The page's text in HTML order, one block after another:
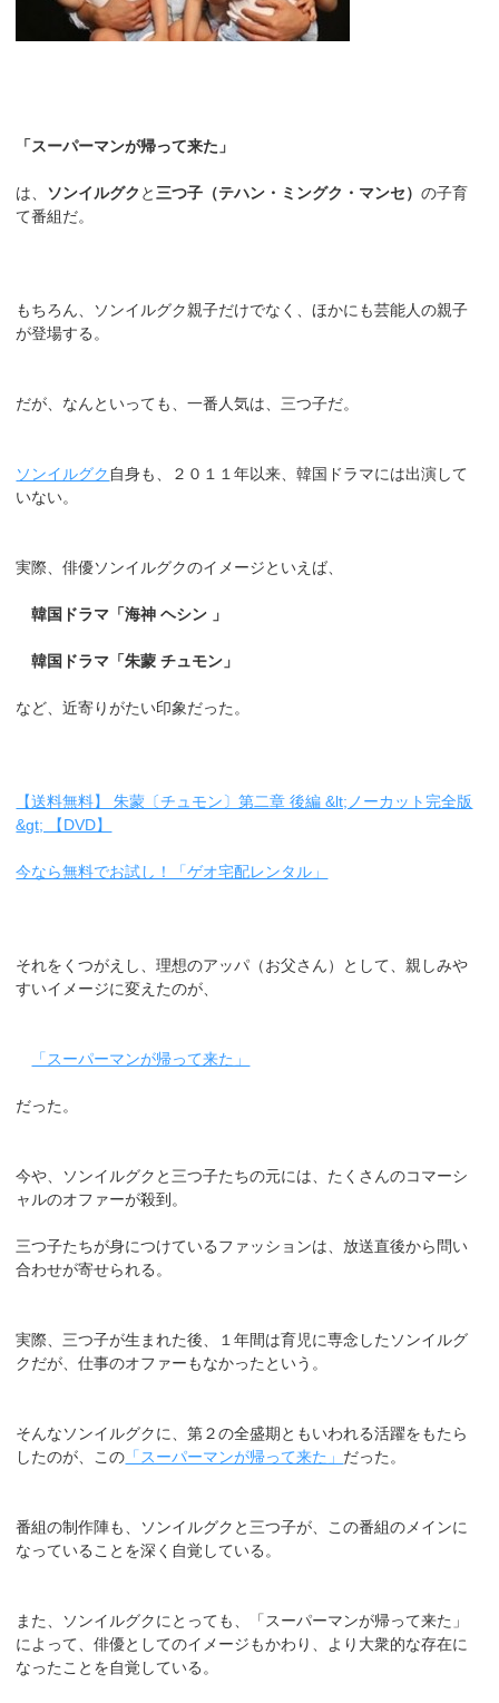
「スーパーマンが帰って来た」
は、 ソンイルグク と三つ子（テハン・ミングク・マンセ）の子育
て番組だ。
もちろん、ソンイルグク親子だけでなく、ほかにも芸能人の親子
が登場する。
だが、なんといっても、一番人気は、三つ子だ。
ソンイルグク 自身も、２０１１年以来、韓国ドラマには出演して
いない。
実際、俳優ソンイルグクのイメージといえば、
韓国ドラマ「海神 ヘシン 」
韓国ドラマ「朱蒙 チュモン」
など、近寄りがたい印象だった。
【送料無料】 朱蒙〔チュモン〕第二章 後編 &lt;ノーカット完全版
&gt; 【DVD】
今なら無料でお試し！「ゲオ宅配レンタル」
それをくつがえし、理想のアッパ（お父さん）として、親しみや
すいイメージに変えたのが、
「スーパーマンが帰って来た」
だった。
今や、ソンイルグクと三つ子たちの元には、たくさんのコマーシ
ャルのオファーが殺到。
三つ子たちが身につけているファッションは、放送直後から問い
合わせが寄せられる。
実際、三つ子が生まれた後、１年間は育児に専念したソンイルグ
クだが、仕事のオファーもなかったという。
そんなソンイルグクに、第２の全盛期ともいわれる活躍をもたら
したのが、この 「スーパーマンが帰って来た」 だった。
番組の制作陣も、ソンイルグクと三つ子が、この番組のメインに
なっていることを深く自覚している。
また、ソンイルグクにとっても、「スーパーマンが帰って来た」
によって、俳優としてのイメージもかわり、より大衆的な存在に
なったことを自覚している。